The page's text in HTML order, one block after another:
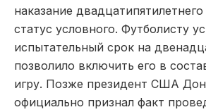
наказание
статус условного. Футболисту
испытательный срок на
позволило включить его в
игру. Позже президент США
официально признал факт